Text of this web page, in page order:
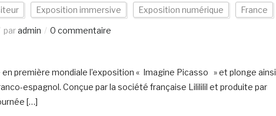
Exposition immersive Exposition numérique France
paradmin 0 commentaire
première mondiale l’exposition « Imagine Picasso » et plonge ainsi
espagnol. Conçue par la société française Lilililil et produite par
[…]